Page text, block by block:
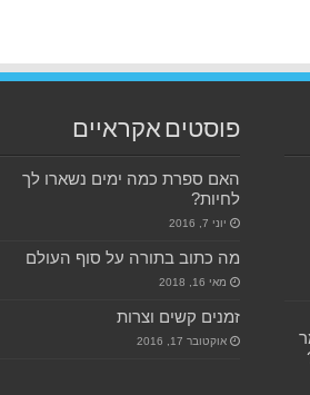
פוסטים אקראיים
האם ספרת כמה ימים נשארו לך
לחיות?
יוני 7, 2016
מה כתוב בתורה על סוף העולם
מאי 16, 2018
זמנים קשים וצרות
אוקטובר 17, 2016